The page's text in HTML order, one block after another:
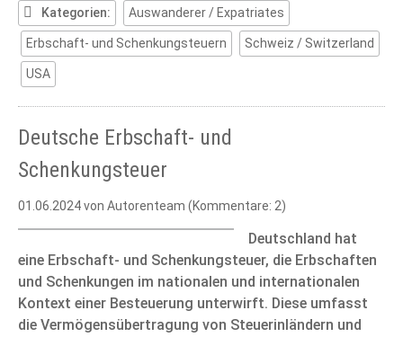
Kategorien: Auswanderer / Expatriates
Erbschaft- und Schenkungsteuern Schweiz / Switzerland
USA
Deutsche Erbschaft- und
Schenkungsteuer
01.06.2024von Autorenteam (Kommentare: 2)
Deutschland hat
eine Erbschaft- und Schenkungsteuer, die Erbschaften
und Schenkungen im nationalen und internationalen
Kontext einer Besteuerung unterwirft. Diese umfasst
die Vermögensübertragung von Steuerinländern und